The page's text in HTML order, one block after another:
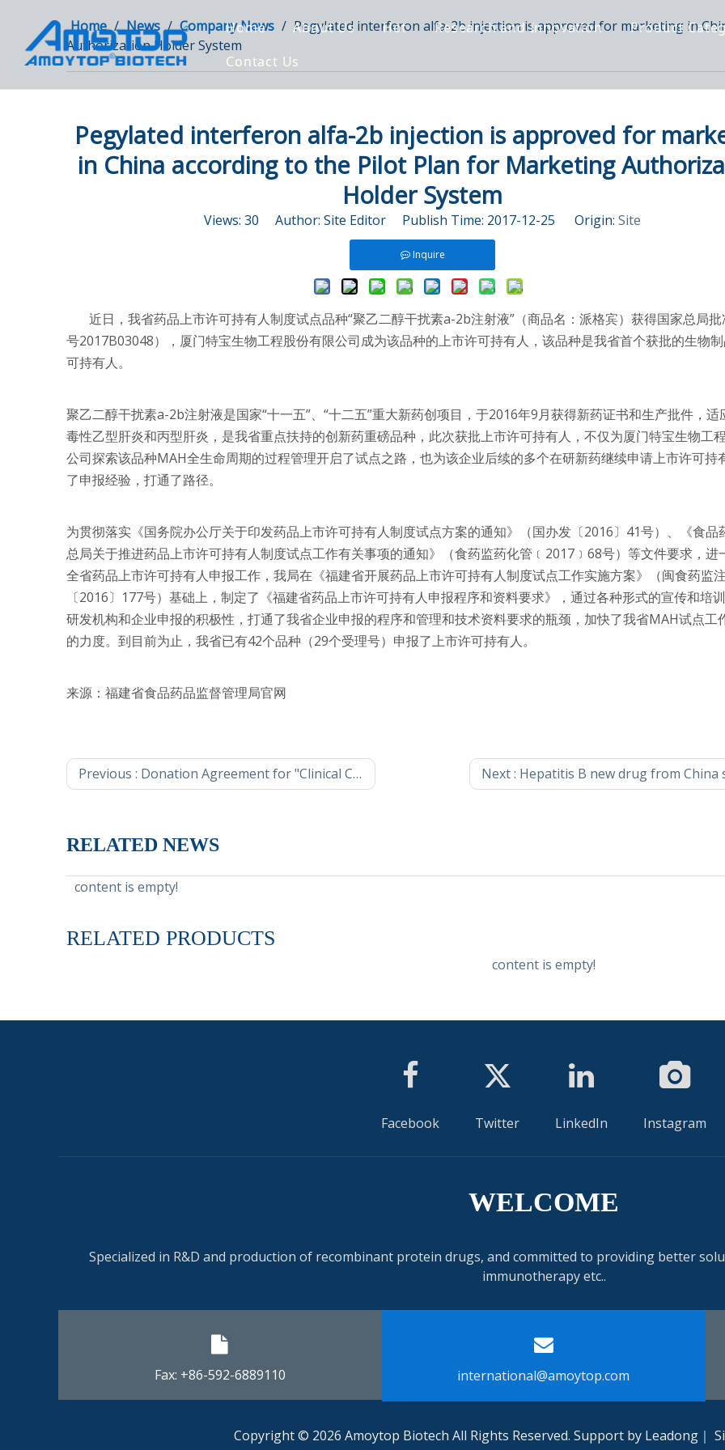
Home About Us Hot Research and Innovation Product
Contact Us
Home / News / Company News / Pegylated interferon alfa-2b injection is approved for marketing in
Authorization Holder System
Pegylated interferon alfa-2b injection is approved for
in China according to the Pilot Plan for Marketing
Holder System
Views: 30 Author: Site Editor Publish Time: 2017-12-25 Origin: Site
Inquire
近日，我省药品上市许可持有人制度试点品种“聚乙二醇干扰素a-2b注射液”（商品名：派格宾）获得国家总局
号2017B03048），厦门特宝生物工程股份有限公司成为该品种的上市许可持有人，该品种是我省首个获批的生物
可持有人。
聚乙二醇干扰素a-2b注射液是国家“十一五”、“十二五”重大新药创项目，于2016年9月获得新药证书和生产批件，适
毒性乙型肝炎和丙型肝炎，是我省重点扶持的创新药重磅品种，此次获批上市许可持有人，不仅为厦门特宝生物工
公司探索该品种MAH全生命周期的过程管理开启了试点之路，也为该企业后续的多个在研新药继续申请上市许可持
了申报经验，打通了路径。
为贯彻落实《国务院办公厅关于印发药品上市许可持有人制度试点方案的通知》（国办发〔2016〕41号）、《食品
总局关于推进药品上市许可持有人制度试点工作有关事项的通知》（食药监药化管﹝2017﹞68号）等文件要求，进
全省药品上市许可持有人申报工作，我局在《福建省开展药品上市许可持有人制度试点工作实施方案》（闽食药监注
〔2016〕177号）基础上，制定了《福建省药品上市许可持有人申报程序和资料要求》，通过各种形式的宣传和培
研发机构和企业申报的积极性，打通了我省企业申报的程序和管理和技术资料要求的瓶颈，加快了我省MAH试点工
的力度。到目前为止，我省已有42个品种（29个受理号）申报了上市许可持有人。
来源：福建省食品药品监督管理局官网
Previous : Donation Agreement for "Clinical Cure (Everest) Project of CHB in China" is signed in Beijing Next : Hepatitis B new drug from China shines in the United States, "Chinese wisdom" brings new hope for
RELATED NEWS
content is empty!
RELATED PRODUCTS
content is empty!
Facebook Twitter LinkedIn Instagram
WELCOME
Specialized in R&D and production of recombinant protein drugs, and committed to providing better
immunotherapy etc..
Fax: +86-592-6889110​​​​​​​ international@amoytop.com​​​​​​​
Copyright © 2026 Amoytop Biotech All Rights Reserved. Support by Leadong ｜